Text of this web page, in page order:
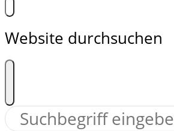
Website durchsuchen